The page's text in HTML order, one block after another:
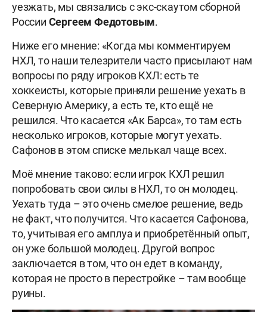
уезжать, мы связались с экс-скаутом сборной
России Сергеем Федотовым.
Ниже его мнение: «Когда мы комментируем
НХЛ, то наши телезрители часто присылают нам
вопросы по ряду игроков КХЛ: есть те
хоккеисты, которые приняли решение уехать в
Северную Америку, а есть те, кто ещё не
решился. Что касается «Ак Барса», то там есть
несколько игроков, которые могут уехать.
Сафонов в этом списке мелькал чаще всех.
Моё мнение таково: если игрок КХЛ решил
попробовать свои силы в НХЛ, то он молодец.
Уехать туда – это очень смелое решение, ведь
не факт, что получится. Что касается Сафонова,
то, учитывая его амплуа и приобретённый опыт,
он уже большой молодец. Другой вопрос
заключается в том, что он едет в команду,
которая не просто в перестройке – там вообще
руины.